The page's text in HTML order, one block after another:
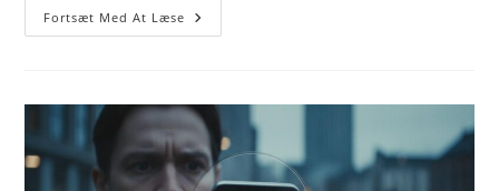
Fortsæt Med At Læse Free
Spins
Kampagner
Og
Bonus
Tilbud